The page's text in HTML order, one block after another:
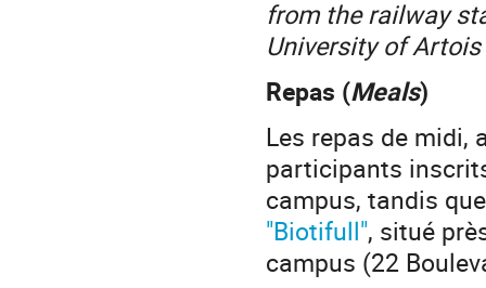
from the railway
University of
Repas (Meals)
Les repas de midi,
participants
campus, tandis
"Biotifull", situé
campus (22